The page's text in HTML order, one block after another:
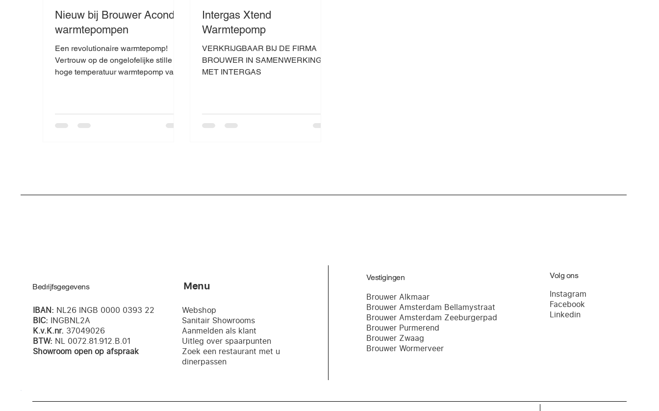
Nieuw bij Brouwer Acond
warmtepompen
Een revolutionaire warmtepomp!
Vertrouw op de ongelofelijke stille
hoge temperatuur warmtepomp van
Intergas Xtend
Warmtepomp
VERKRIJGBAAR BIJ DE FIRMA
BROUWER IN SAMENWERKING
MET INTERGAS
Bedrijfsgegevens Menu
Brouwer Alkmaar
Brouwer Amsterdam Bellamystraat
Brouwer Amsterdam Zeeburgerpad
Brouwer Purmerend
Brouwer Zwaag
Brouwer Wormerveer
Vestigingen Volg ons
Instagram
Facebook
Linkedin
IBAN: NL26 INGB 0000 0393 22
BIC: INGBNL2A
K.v.K.nr. 37049026
BTW: NL 0072.81.912.B.01
Showroom open op afspraak
Webshop
Sanitair Showrooms
Aanmelden als klant
Uitleg over spaarpunten
Zoek een restaurant met u
dinerpassen